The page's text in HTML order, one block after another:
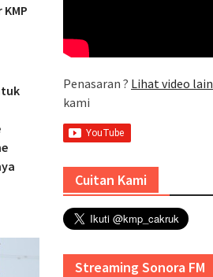
Penasaran ? Lihat video lain
kami
Cuitan Kami
Streaming Sonora FM